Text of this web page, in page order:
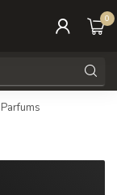
0
Parfums